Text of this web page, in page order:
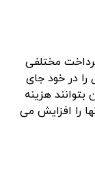
مختلفی
در خود جای
هزینه
را افزایش می